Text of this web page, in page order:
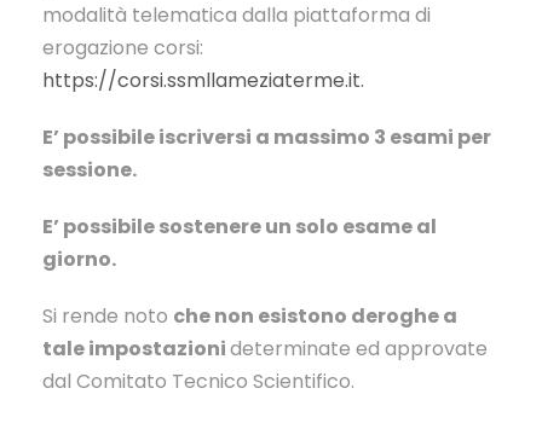
modalità telematica dalla piattaforma di
erogazione corsi:
https://corsi.ssmllameziaterme.it.
E’ possibile iscriversi a massimo 3 esami per
sessione.
E’ possibile sostenere un solo esame al
giorno.
Si rende noto che non esistono deroghe a
tale impostazionideterminate ed approvate
dal Comitato Tecnico Scientifico.